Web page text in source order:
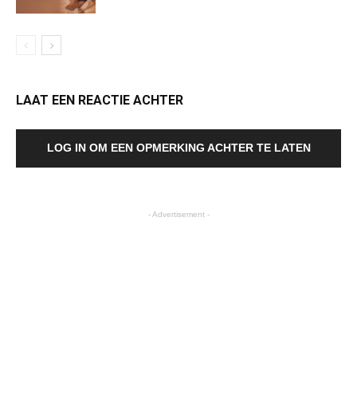
LAAT EEN REACTIE ACHTER
LOG IN OM EEN OPMERKING ACHTER TE LATEN
- Advertisement -